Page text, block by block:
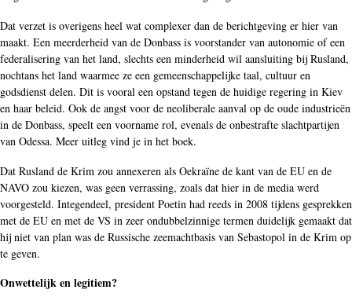
Dat verzet is overigens heel wat complexer dan de berichtgeving er hier van
maakt. Een meerderheid van de Donbass is voorstander van autonomie of een
federalisering van het land, slechts een minderheid wil aansluiting bij Rusland,
nochtans het land waarmee ze een gemeenschappelijke taal, cultuur en
godsdienst delen. Dit is vooral een opstand tegen de huidige regering in Kiev
en haar beleid. Ook de angst voor de neoliberale aanval op de oude industrieën
in de Donbass, speelt een voorname rol, evenals de onbestrafte slachtpartijen
van Odessa. Meer uitleg vind je in het boek.
Dat Rusland de Krim zou annexeren als Oekraïne de kant van de EU en de
NAVO zou kiezen, was geen verrassing, zoals dat hier in de media werd
voorgesteld. Integendeel, president Poetin had reeds in 2008 tijdens gesprekken
met de EU en met de VS in zeer ondubbelzinnige termen duidelijk gemaakt dat
hij niet van plan was de Russische zeemachtbasis van Sebastopol in de Krim op
te geven.
Onwettelijk en legitiem?